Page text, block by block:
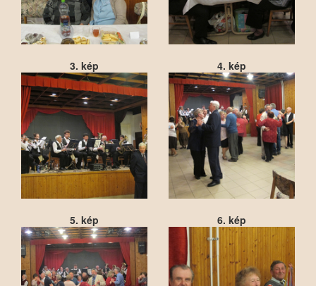
3. kép 4. kép
5. kép 6. kép